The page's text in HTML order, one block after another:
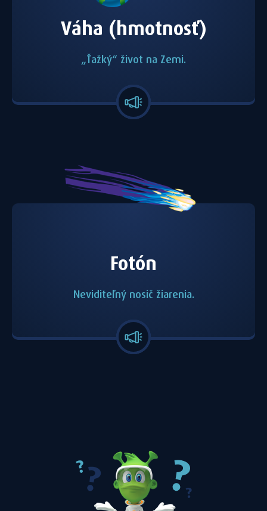
Váha (hmotnosť)
„Ťažký“ život na Zemi.
Fotón
Neviditeľný nosič žiarenia.